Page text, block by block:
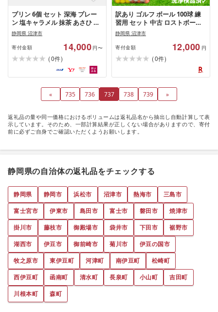
プリン 6個 セット 深海 プレー
ン 塩キャラメル 抹茶 あさひ 苺
[ 沼津港 で 大人気 ] 贈答 ギフト
用
静岡県 沼津市
寄付金額 14,000 円〜
(0件)
訳あり ゴルフ ボール 100球 練
習用 セット 中古 ロストボール
カラー キャスコ タイトリスト
スリクソン ブリヂストン キャ
ロウェイ ダンロップ ホンマ ア
ウトドア スポーツ ゴルフ用品
ゴルフボール 沼津市 静岡県
静岡県 沼津市
寄付金額 12,000 円
(0件)
« 735 736 737 738 739 »
返礼品の量や同一価格におけるボリュームは返礼品名から抽出し自動計算して表
示しています。そのため、一部計算結果が正しくない場合がありますので、寄付
前に必ずご自身でご確認いただくようお願いします。
静岡県の自治体の返礼品をチェックする
静岡県 静岡市 浜松市 沼津市 熱海市
三島市
富士宮市
伊東市 島田市 富士市 磐田市
焼津市
掛川市
藤枝市 御殿場市 袋井市 下田市
裾野市
湖西市
伊豆市 御前崎市 菊川市
伊豆の国市
牧之原市
東伊豆町 河津町 南伊豆町
松崎町
西伊豆町
函南町 清水町 長泉町 小山町
吉田町
川根本町
森町